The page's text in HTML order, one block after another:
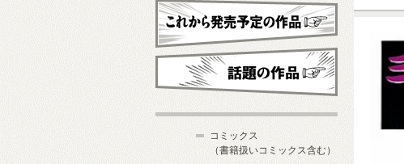
これから発売予定
コミックス
（書籍扱いコミックス含む）